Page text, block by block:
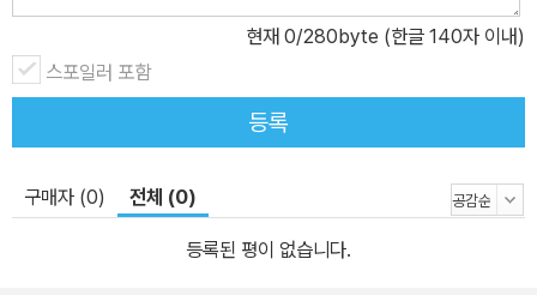
해 필요한 자원을 얻기 위해서는 유럽과 교역하지 않을 수 없었다. 무
역 이슈는 건국과 동시에 연방정부의 중요한 과제가 된 것이다. 178
9년 미국이 처음으로 채택한 관세법은 8.5퍼센트의 종가세를 설정했
는데, 1850년대까지 관세수입은 연방정부 재정의 90퍼센트를 차지
할 정도로 비중이 컸다. 건국 초기에 유럽 각국이 중상주의와 고관세
정책을 취하는 상황에서 이 정도 수준의 관세율은 이상할 것이 없었
다. 미국 역사에서 보호무역 정책이 본격적으로 등장한 것은 19세기
초 나폴레옹 전쟁 이후 해양봉쇄가 해제되면서부터이다. 이때 유럽
현재 0/280byte (한글 140자 이내)
스포일러 포함
등록
구매자 (0) 전체 (0)
등록된 평이 없습니다.